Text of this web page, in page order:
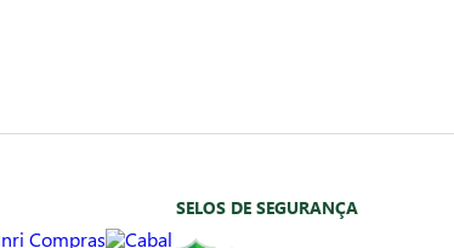
SELOS DE SEGURANÇA